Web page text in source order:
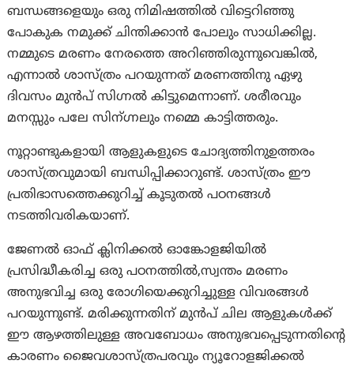
ബന്ധങ്ങളെയും ഒരു നിമിഷത്തിൽ വിട്ടെറിഞ്ഞു
പോകുക നമുക്ക് ചിന്തിക്കാൻ പോലും സാധിക്കില്ല.
നമ്മുടെ മരണം നേരത്തെ അറിഞ്ഞിരുന്നുവെങ്കിൽ,
എന്നാൽ ശാസ്ത്രം പറയുന്നത് മരണത്തിനു ഏഴു
ദിവസം മുൻപ് സിഗ്നൽ കിട്ടുമെന്നാണ്. ശരീരവും
മനസ്സും പലേ സിന്ഗ്നലും നമ്മെ കാട്ടിത്തരും.
നൂറ്റാണ്ടുകളായി ആളുകളുടെ ചോദ്യത്തിനുഉത്തരം
ശാസ്ത്രവുമായി ബന്ധിപ്പിക്കാറുണ്ട്. ശാസ്ത്രം ഈ
പ്രതിഭാസത്തെക്കുറിച്ച് കൂടുതൽ പഠനങ്ങള്‍
നടത്തിവരികയാണ്.
ജേണല്‍ ഓഫ് ക്ലിനിക്കല്‍ ഓങ്കോളജിയില്‍
പ്രസിദ്ധീകരിച്ച ഒരു പഠനത്തില്‍,സ്വന്തം മരണം
അനുഭവിച്ച ഒരു രോഗിയെക്കുറിച്ചുള്ള വിവരങ്ങള്‍
പറയുന്നുണ്ട്. മരിക്കുന്നതിന് മുന്‍പ് ചില ആളുകള്‍ക്ക്
ഈ ആഴത്തിലുള്ള അവബോധം അനുഭവപ്പെടുന്നതിന്റെ
കാരണം ജൈവശാസ്ത്രപരവും ന്യൂറോളജിക്കല്‍